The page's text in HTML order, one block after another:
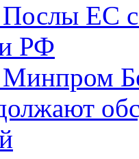
Послы ЕС
РФ
Минпром